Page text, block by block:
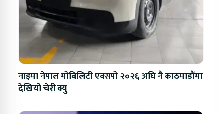
नाइमा नेपाल मोबिलिटी एक्सपो २०२६ अघि नै काठमाडौंमा
देखियो चेरी क्यु